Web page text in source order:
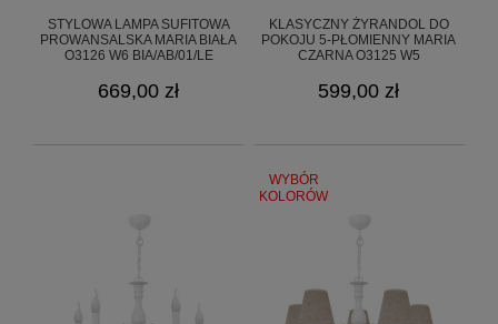
STYLOWA LAMPA SUFITOWA
PROWANSALSKA MARIA BIAŁA
O3126 W6 BIA/AB/01/LE
669,00 zł
KLASYCZNY ŻYRANDOL DO
POKOJU 5-PŁOMIENNY MARIA
CZARNA O3125 W5
599,00 zł
WYBÓR
KOLORÓW